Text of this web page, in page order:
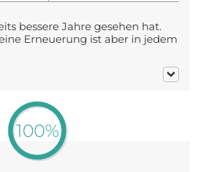
bessere Jahre gesehen hat.
Erneuerung ist aber in jedem
100%